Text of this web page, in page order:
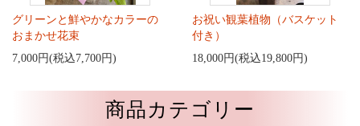
グリーンと鮮やかなカラーの
おまかせ花束
7,000円(税込7,700円)
お祝い観葉植物（バスケット
付き）
18,000円(税込19,800円)
商品カテゴリー